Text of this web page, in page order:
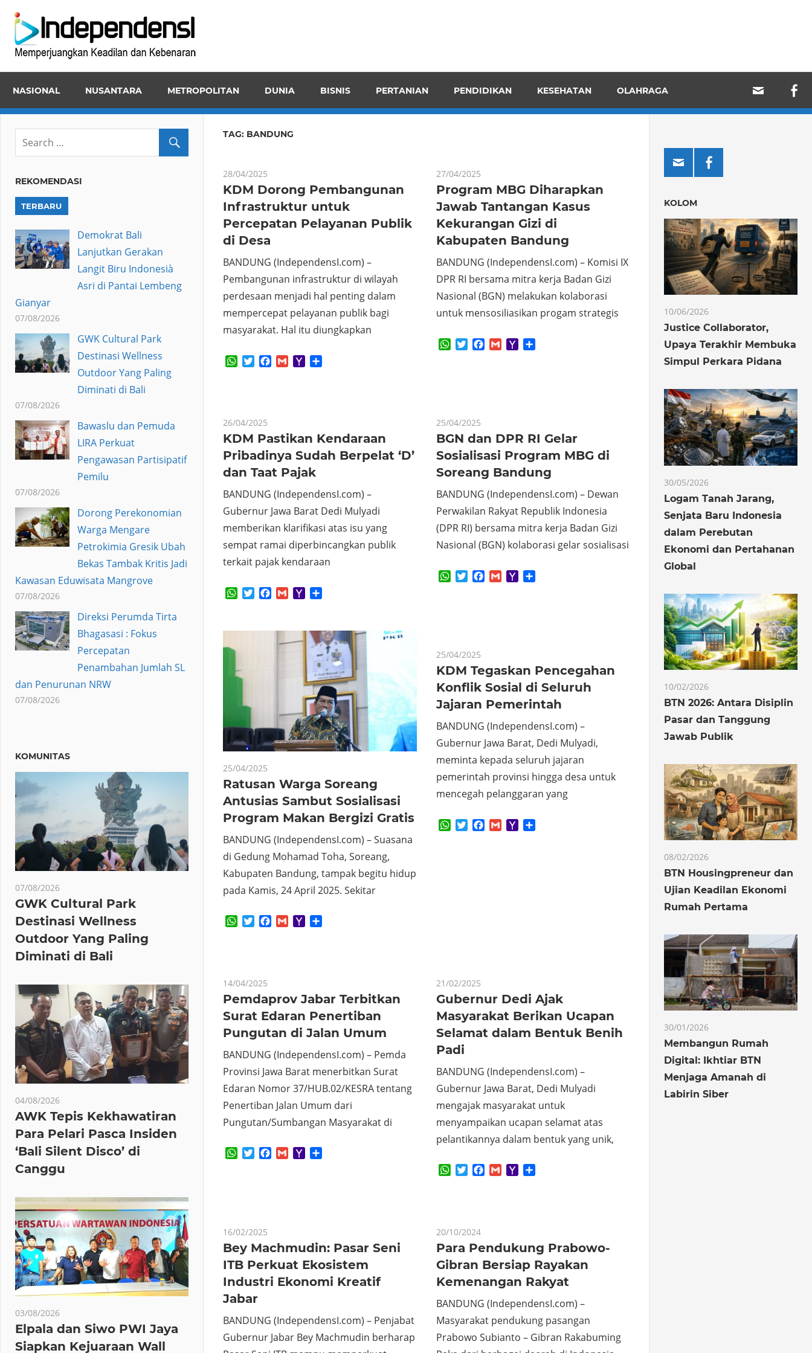
content
dan
NASIONAL NUSANTARA METROPOLITAN DUNIA BISNIS PERTANIAN PENDIDIKAN KESEHATAN OLAHRAGA
TAG: BANDUNG
28/04/2025
KDM Dorong Pembangunan
Infrastruktur untuk
Percepatan Pelayanan Publik
di Desa
BANDUNG (IndependensI.com) –
Pembangunan infrastruktur di wilayah
perdesaan menjadi hal penting dalam
mempercepat pelayanan publik bagi
masyarakat. Hal itu diungkapkan
WhatsApp
TwitterFacebook
GmailYahoo
27/04/2025
Program MBG Diharapkan
Jawab Tantangan Kasus
Kekurangan Gizi di
Kabupaten Bandung
BANDUNG (IndependensI.com) – Komisi IX
DPR RI bersama mitra kerja Badan Gizi
Nasional (BGN) melakukan kolaborasi
untuk mensosiliasikan progam strategis
WhatsApp
TwitterFacebook
GmailYahoo
26/04/2025
KDM Pastikan Kendaraan
Pribadinya Sudah Berpelat ‘D’
dan Taat Pajak
BANDUNG (IndependensI.com) –
Gubernur Jawa Barat Dedi Mulyadi
memberikan klarifikasi atas isu yang
sempat ramai diperbincangkan publik
terkait pajak kendaraan
WhatsApp
TwitterFacebook
GmailYahoo
25/04/2025
BGN dan DPR RI Gelar
Sosialisasi Program MBG di
Soreang Bandung
BANDUNG (IndependensI.com) – Dewan
Perwakilan Rakyat Republik Indonesia
(DPR RI) bersama mitra kerja Badan Gizi
Nasional (BGN) kolaborasi gelar sosialisasi
WhatsApp
TwitterFacebook
GmailYahoo
25/04/2025
Ratusan Warga Soreang
Antusias Sambut Sosialisasi
Program Makan Bergizi Gratis
BANDUNG (IndependensI.com) – Suasana
di Gedung Mohamad Toha, Soreang,
Kabupaten Bandung, tampak begitu hidup
pada Kamis, 24 April 2025. Sekitar
WhatsApp
TwitterFacebook
GmailYahoo
25/04/2025
KDM Tegaskan Pencegahan
Konflik Sosial di Seluruh
Jajaran Pemerintah
BANDUNG (IndependensI.com) –
Gubernur Jawa Barat, Dedi Mulyadi,
meminta kepada seluruh jajaran
pemerintah provinsi hingga desa untuk
mencegah pelanggaran yang
WhatsApp
TwitterFacebook
GmailYahoo
14/04/2025
Pemdaprov Jabar Terbitkan
Surat Edaran Penertiban
Pungutan di Jalan Umum
BANDUNG (IndependensI.com) – Pemda
Provinsi Jawa Barat menerbitkan Surat
Edaran Nomor 37/HUB.02/KESRA tentang
Penertiban Jalan Umum dari
Pungutan/Sumbangan Masyarakat di
WhatsApp
TwitterFacebook
GmailYahoo
21/02/2025
Gubernur Dedi Ajak
Masyarakat Berikan Ucapan
Selamat dalam Bentuk Benih
Padi
BANDUNG (IndependensI.com) –
Gubernur Jawa Barat, Dedi Mulyadi
mengajak masyarakat untuk
menyampaikan ucapan selamat atas
pelantikannya dalam bentuk yang unik,
WhatsApp
TwitterFacebook
GmailYahoo
16/02/2025
Bey Machmudin: Pasar Seni
ITB Perkuat Ekosistem
Industri Ekonomi Kreatif
Jabar
BANDUNG (IndependensI.com) – Penjabat
Gubernur Jabar Bey Machmudin berharap
20/10/2024
Para Pendukung Prabowo-
Gibran Bersiap Rayakan
Kemenangan Rakyat
BANDUNG (IndependensI.com) –
Masyarakat pendukung pasangan
Prabowo Subianto – Gibran Rakabuming
REKOMENDASI
TERBARU
Demokrat Bali
Lanjutkan Gerakan
Langit Biru Indonesià
Asri di Pantai Lembeng
Gianyar
07/08/2026
GWK Cultural Park
Destinasi Wellness
Outdoor Yang Paling
Diminati di Bali
07/08/2026
Bawaslu dan Pemuda
LIRA Perkuat
Pengawasan Partisipatif
Pemilu
07/08/2026
Dorong Perekonomian
Warga Mengare
Petrokimia Gresik Ubah
Bekas Tambak Kritis Jadi
Kawasan Eduwisata Mangrove
07/08/2026
Direksi Perumda Tirta
Bhagasasi : Fokus
Percepatan
Penambahan Jumlah SL
dan Penurunan NRW
07/08/2026
KOMUNITAS
07/08/2026
GWK Cultural Park
Destinasi Wellness
Outdoor Yang Paling
Diminati di Bali
04/08/2026
AWK Tepis Kekhawatiran
Para Pelari Pasca Insiden
‘Bali Silent Disco’ di
Canggu
03/08/2026
Elpala dan Siwo PWI Jaya
Siapkan Kejuaraan Wall
KOLOM
10/06/2026
Justice Collaborator,
Upaya Terakhir Membuka
Simpul Perkara Pidana
30/05/2026
Logam Tanah Jarang,
Senjata Baru Indonesia
dalam Perebutan
Ekonomi dan Pertahanan
Global
10/02/2026
BTN 2026: Antara Disiplin
Pasar dan Tanggung
Jawab Publik
08/02/2026
BTN Housingpreneur dan
Ujian Keadilan Ekonomi
Rumah Pertama
30/01/2026
Membangun Rumah
Digital: Ikhtiar BTN
Menjaga Amanah di
Labirin Siber